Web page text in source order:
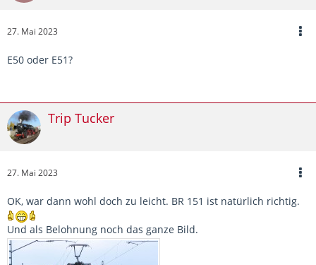
27. Mai 2023
E50 oder E51?
Trip Tucker
27. Mai 2023
OK, war dann wohl doch zu leicht. BR 151 ist natürlich richtig.
Und als Belohnung noch das ganze Bild.